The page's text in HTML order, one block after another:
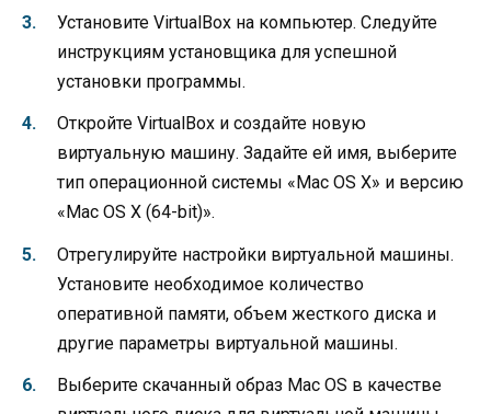
Установите VirtualBox на компьютер. Следуйте
инструкциям установщика для успешной
установки программы.
Откройте VirtualBox и создайте новую
виртуальную машину. Задайте ей имя, выберите
тип операционной системы «Mac OS X» и версию
«Mac OS X (64-bit)».
Отрегулируйте настройки виртуальной машины.
Установите необходимое количество
оперативной памяти, объем жесткого диска и
другие параметры виртуальной машины.
Выберите скачанный образ Mac OS в качестве